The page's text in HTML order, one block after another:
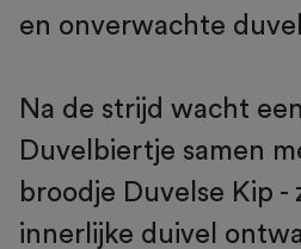
en onverwachte
Na de strijd wacht
Duvelbiertje samen
broodje Duvelse Kip -
innerlijke duivel